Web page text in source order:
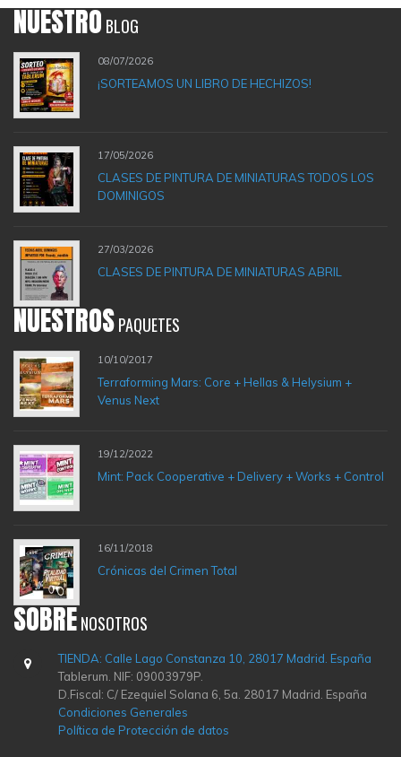
NUESTROBLOG
08/07/2026
¡SORTEAMOS UN LIBRO DE HECHIZOS!
17/05/2026
CLASES DE PINTURA DE MINIATURAS TODOS LOS
DOMINIGOS
27/03/2026
CLASES DE PINTURA DE MINIATURAS ABRIL
NUESTROSPAQUETES
10/10/2017
Terraforming Mars: Core + Hellas & Helysium +
Venus Next
19/12/2022
Mint: Pack Cooperative + Delivery + Works + Control
16/11/2018
Crónicas del Crimen Total
SOBRENOSOTROS
TIENDA: Calle Lago Constanza 10, 28017 Madrid. España
Tablerum. NIF: 09003979P.
D.Fiscal: C/ Ezequiel Solana 6, 5a. 28017 Madrid. España
Condiciones Generales
Política de Protección de datos